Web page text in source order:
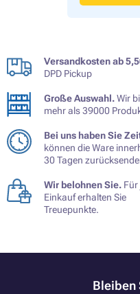
Versandkosten ab
DPD Pickup
Große Auswahl.Wir
mehr als 39000
Bei uns haben Sie
können die Ware
30 Tagen
Wir belohnen Sie. Für
Einkauf erhalten Sie
Treuepunkte.
Bleiben